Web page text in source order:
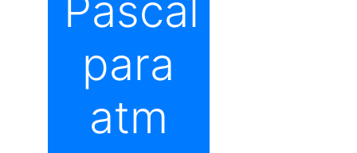
Pascal
para
atm